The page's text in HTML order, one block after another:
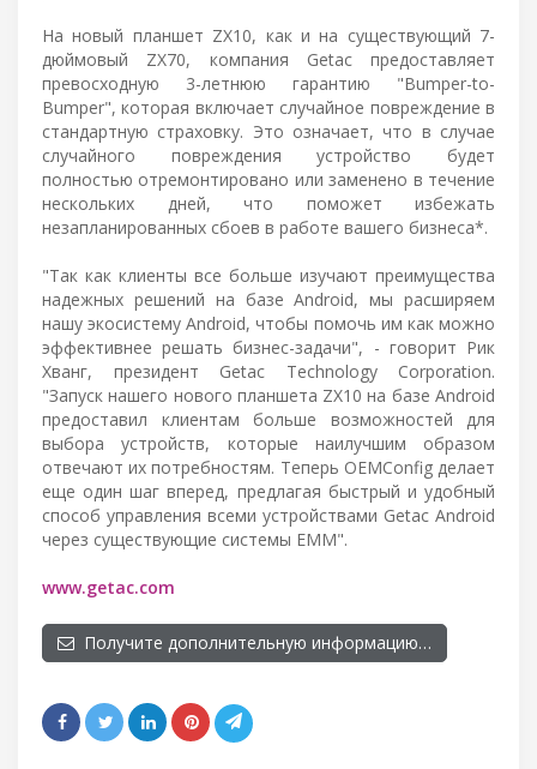
На новый планшет ZX10, как и на существующий 7-
дюймовый ZX70, компания Getac предоставляет
превосходную 3-летнюю гарантию "Bumper-to-
Bumper", которая включает случайное повреждение в
стандартную страховку. Это означает, что в случае
случайного повреждения устройство будет
полностью отремонтировано или заменено в течение
нескольких дней, что поможет избежать
незапланированных сбоев в работе вашего бизнеса*.
"Так как клиенты все больше изучают преимущества
надежных решений на базе Android, мы расширяем
нашу экосистему Android, чтобы помочь им как можно
эффективнее решать бизнес-задачи", - говорит Рик
Хванг, президент Getac Technology Corporation.
"Запуск нашего нового планшета ZX10 на базе Android
предоставил клиентам больше возможностей для
выбора устройств, которые наилучшим образом
отвечают их потребностям. Теперь OEMConfig делает
еще один шаг вперед, предлагая быстрый и удобный
способ управления всеми устройствами Getac Android
через существующие системы EMM".
www.getac.com
Получите дополнительную информацию…